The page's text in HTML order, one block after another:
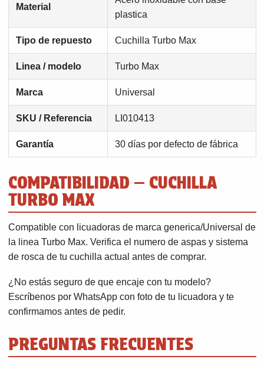
Material
plastica
Tipo de repuesto Cuchilla Turbo Max
Linea / modelo Turbo Max
Marca Universal
SKU / Referencia LI010413
Garantía 30 días por defecto de fábrica
COMPATIBILIDAD — CUCHILLA
TURBO MAX
Compatible con licuadoras de marca generica/Universal de
la linea Turbo Max. Verifica el numero de aspas y sistema
de rosca de tu cuchilla actual antes de comprar.
¿No estás seguro de que encaje con tu modelo?
Escríbenos por WhatsApp con foto de tu licuadora y te
confirmamos antes de pedir.
PREGUNTAS FRECUENTES